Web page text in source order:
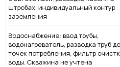
штробах, индивидуальный контур
заземления
Водоснабжение: ввод трубы,
водонагреватель, разводка труб до
точек потребления, фильтр
воды. Скважина не учтена